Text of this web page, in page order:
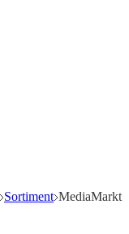
Sortiment MediaMarkt